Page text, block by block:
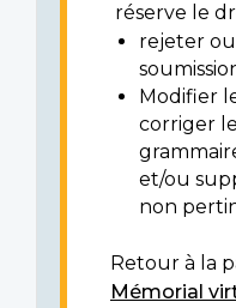
réserve le
rejeter
Modifier
corriger
et/ou
non
Retour à la
Mémorial